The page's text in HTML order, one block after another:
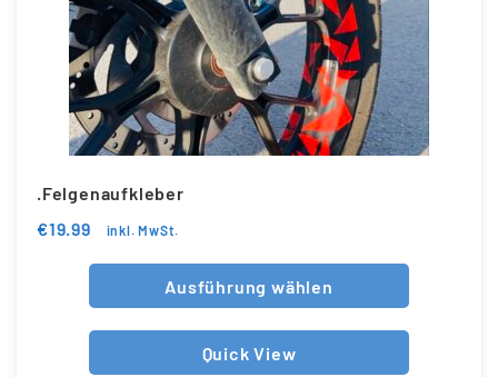
.Felgenaufkleber
€19.99 inkl. MwSt.
Ausführung wählen
Quick View